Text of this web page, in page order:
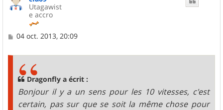
Utagawist
e accro
M
04 oct. 2013, 20:09
Dragonfly a écrit :
Bonjour il y a un sens pour les 10 vitesses, c'est
certain, pas sur que se soit la même chose pour